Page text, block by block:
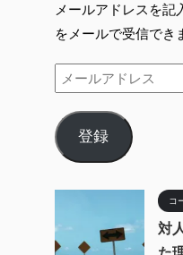
メールアドレスを記
をメールで受信でき
登録
コ
対